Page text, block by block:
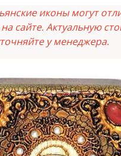
иконы могут
сайте. Актуальную
у менеджера.